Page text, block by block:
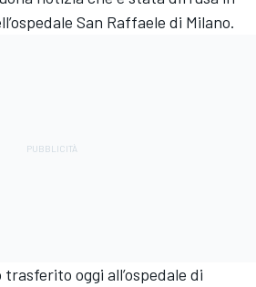
San Raffaele di Milano.
oggi all’ospedale di